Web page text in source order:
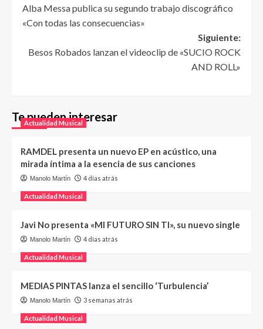
Alba Messa publica su segundo trabajo discográfico
«Con todas las consecuencias»
Siguiente:
Besos Robados lanzan el videoclip de «SUCIO ROCK
AND ROLL»
Te pueden interesar
Actualidad Musical
RAMDEL presenta un nuevo EP en acústico, una
mirada íntima a la esencia de sus canciones
Manolo Martín 4 días atrás
Actualidad Musical
Javi No presenta «MI FUTURO SIN TI», su nuevo single
Manolo Martín 4 días atrás
Actualidad Musical
MEDIAS PINTAS lanza el sencillo ‘Turbulencia’
Manolo Martín 3 semanas atrás
Actualidad Musical